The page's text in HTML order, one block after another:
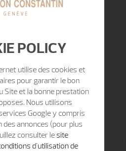
POLICY
utilise des cookies et
pour garantir le bon
Site et la bonne prestation
Nous utilisons
Google y compris
des annonces (pour plus
consulter le site
d'utilisation de